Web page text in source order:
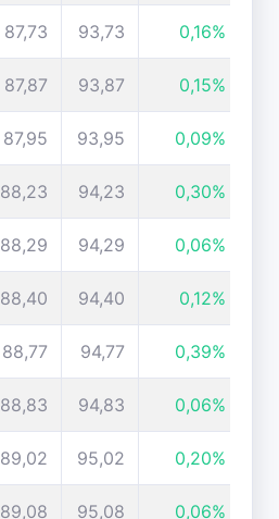
87,73 93,73 0,16%
87,87 93,87 0,15%
87,95 93,95 0,09%
88,23 94,23 0,30%
88,29 94,29 0,06%
88,40 94,40 0,12%
88,77 94,77 0,39%
88,83 94,83 0,06%
89,02 95,02 0,20%
89,08 95,08 0,06%